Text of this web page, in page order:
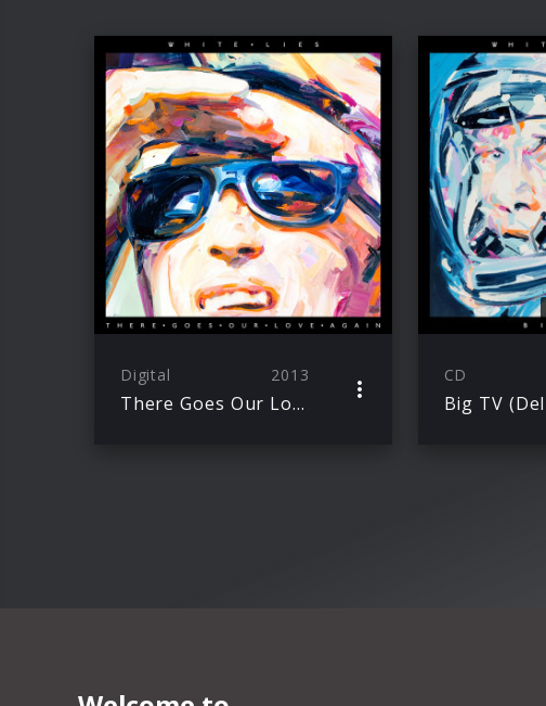
Digital 2013
There Goes Our Love Again
CD